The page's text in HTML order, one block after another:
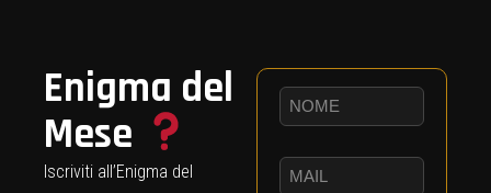
Enigma del
Mese
Iscriviti all’Enigma del